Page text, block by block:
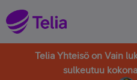
Telia Yhteisö on Vain
sulkeutuu